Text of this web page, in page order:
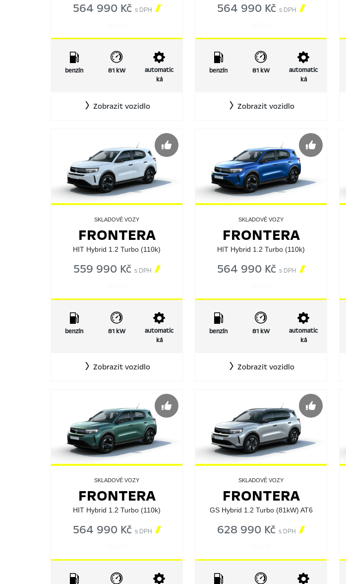
564 990 Kč s DPH 
benzín 81 kW
automatic
ká
Zobrazit vozidlo
564 990 Kč s DPH 
benzín 81 kW
automatic
ká
Zobrazit vozidlo
SKLADOVÉ VOZY
FRONTERA
HIT Hybrid 1.2 Turbo (110k)
559 990 Kč s DPH 
benzín 81 kW
automatic
ká
Zobrazit vozidlo
SKLADOVÉ VOZY
FRONTERA
HIT Hybrid 1.2 Turbo (110k)
564 990 Kč s DPH 
benzín 81 kW
automatic
ká
Zobrazit vozidlo
SKLADOVÉ VOZY
FRONTERA
HIT Hybrid 1.2 Turbo (110k)
564 990 Kč s DPH 
SKLADOVÉ VOZY
FRONTERA
GS Hybrid 1.2 Turbo (81kW) AT6
628 990 Kč s DPH 